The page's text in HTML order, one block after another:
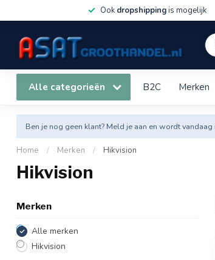
Ook dropshippingis mogelijk
Alle categorieën B2C Merken
Ben je nog geen klant? Meld je aan en wordt
Home / Merken / Hikvision
Hikvision
Merken
Alle merken
Hikvision